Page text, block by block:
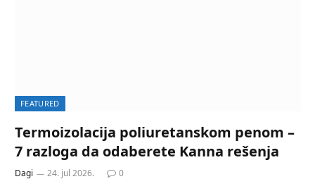
FEATURED
Termoizolacija poliuretanskom penom –
7 razloga da odaberete Kanna rešenja
Dagi 24. jul 2026. 0